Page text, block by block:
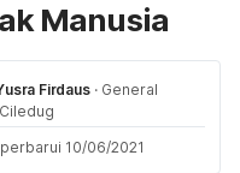
Manusia
Firdaus · General
10/06/2021